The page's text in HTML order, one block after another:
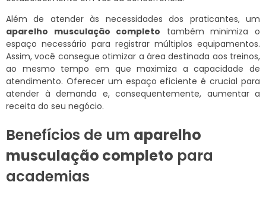
Além de atender às necessidades dos praticantes, um
aparelho musculação completo também minimiza o
espaço necessário para registrar múltiplos equipamentos.
Assim, você consegue otimizar a área destinada aos treinos,
ao mesmo tempo em que maximiza a capacidade de
atendimento. Oferecer um espaço eficiente é crucial para
atender à demanda e, consequentemente, aumentar a
receita do seu negócio.
Benefícios de um aparelho
musculação completo para
academias